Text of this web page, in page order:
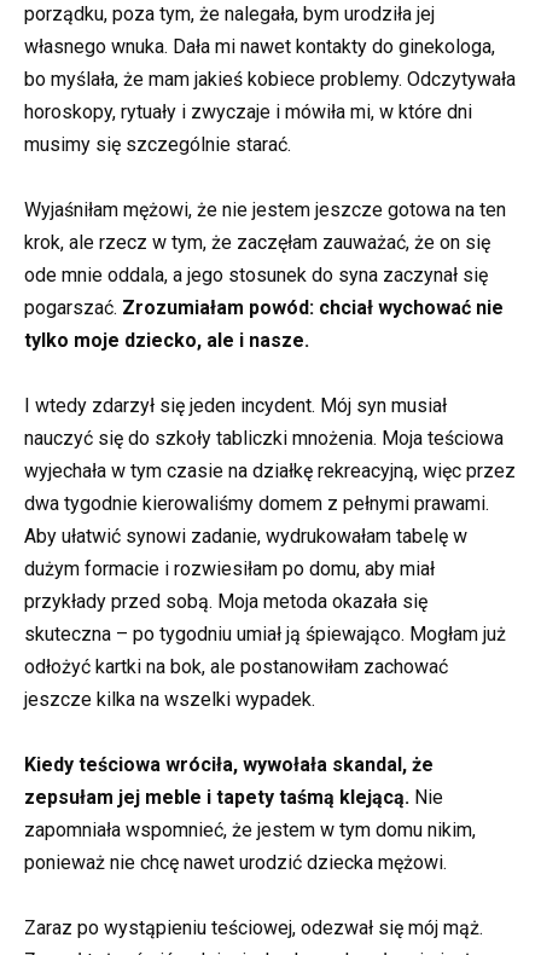
porządku, poza tym, że nalegała, bym urodziła jej
własnego wnuka. Dała mi nawet kontakty do ginekologa,
bo myślała, że mam jakieś kobiece problemy. Odczytywała
horoskopy, rytuały i zwyczaje i mówiła mi, w które dni
musimy się szczególnie starać.
Wyjaśniłam mężowi, że nie jestem jeszcze gotowa na ten
krok, ale rzecz w tym, że zaczęłam zauważać, że on się
ode mnie oddala, a jego stosunek do syna zaczynał się
pogarszać. Zrozumiałam powód: chciał wychować nie
tylko moje dziecko, ale i nasze.
I wtedy zdarzył się jeden incydent. Mój syn musiał
nauczyć się do szkoły tabliczki mnożenia. Moja teściowa
wyjechała w tym czasie na działkę rekreacyjną, więc przez
dwa tygodnie kierowaliśmy domem z pełnymi prawami.
Aby ułatwić synowi zadanie, wydrukowałam tabelę w
dużym formacie i rozwiesiłam po domu, aby miał
przykłady przed sobą. Moja metoda okazała się
skuteczna – po tygodniu umiał ją śpiewająco. Mogłam już
odłożyć kartki na bok, ale postanowiłam zachować
jeszcze kilka na wszelki wypadek.
Kiedy teściowa wróciła, wywołała skandal, że
zepsułam jej meble i tapety taśmą klejącą. Nie
zapomniała wspomnieć, że jestem w tym domu nikim,
ponieważ nie chcę nawet urodzić dziecka mężowi.
Zaraz po wystąpieniu teściowej, odezwał się mój mąż.